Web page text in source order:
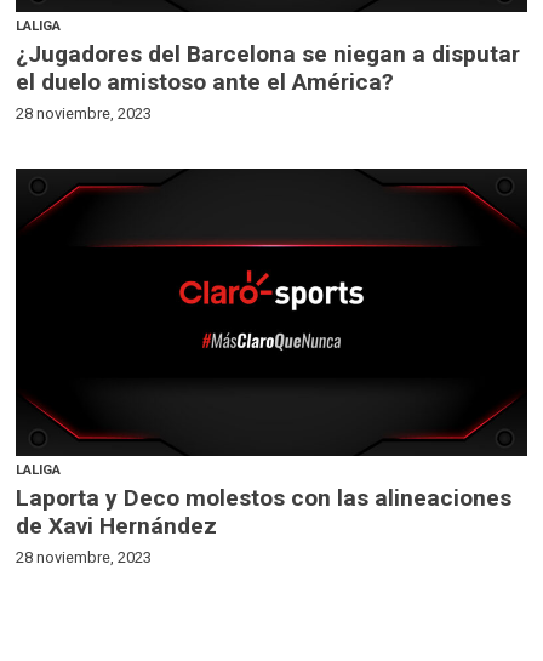
LALIGA
¿Jugadores del Barcelona se niegan a disputar
el duelo amistoso ante el América?
28 noviembre, 2023
LALIGA
Laporta y Deco molestos con las alineaciones
de Xavi Hernández
28 noviembre, 2023